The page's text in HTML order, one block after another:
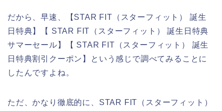
だから、早速、【STAR FIT（スターフィット） 誕生
日特典】【 STAR FIT（スターフィット） 誕生日特典
サマーセール】【 STAR FIT（スターフィット） 誕生
日特典割引クーポン】という感じで調べてみることに
したんですよね。
ただ、かなり徹底的に、STAR FIT（スターフィット）